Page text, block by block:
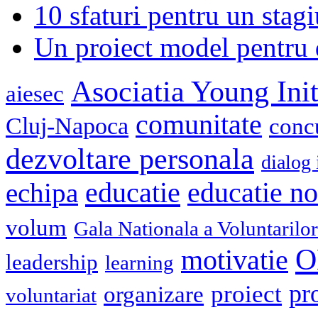
10 sfaturi pentru un
Un proiect model
aiesec Asociatia Young
Cluj-Napoca comunitate
dezvoltare personala dialog
echipa educatie educatie
volum Gala Nationala a Voluntarilor
leadership learning motivatie
voluntariat organizare proiect